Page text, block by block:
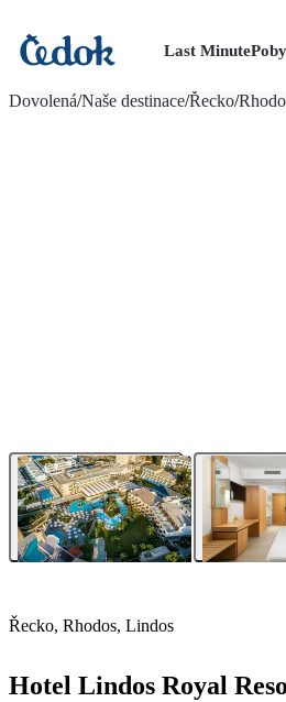
Last Minute
Dovolená/Naše destinace/Řecko/
Řecko, Rhodos, Lindos
Hotel Lindos Royal